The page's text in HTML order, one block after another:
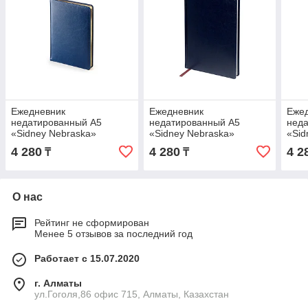
Ежедневник
недатированный А5
«Sidney Nebraska»
4 280 ₸
Ежедневник
недатированный А5
«Sidney Nebraska»
4 280₸ 4
О нас
Рейтинг не сформирован
Менее 5 отзывов за последний год
Работает с 15.07.2020
г. Алматы
ул.Гоголя,86 офис 715, Алматы, Казахстан